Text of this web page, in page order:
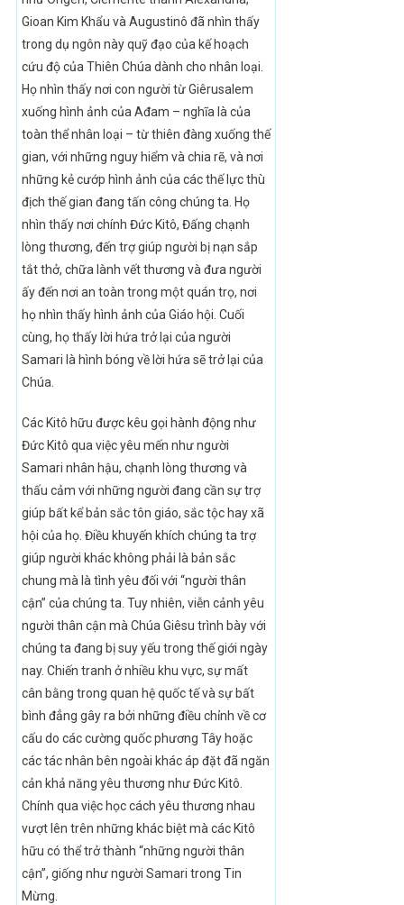
Gioan Kim Khẩu và Augustinô đã nhìn thấy
trong dụ ngôn này quỹ đạo của kế hoạch
cứu độ của Thiên Chúa dành cho nhân loại.
Họ nhìn thấy nơi con người từ Giêrusalem
xuống hình ảnh của Ađam – nghĩa là của
toàn thể nhân loại – từ thiên đàng xuống thế
gian, với những nguy hiểm và chia rẽ, và nơi
những kẻ cướp hình ảnh của các thế lực thù
địch thế gian đang tấn công chúng ta. Họ
nhìn thấy nơi chính Đức Kitô, Đấng chạnh
lòng thương, đến trợ giúp người bị nạn sắp
tắt thở, chữa lành vết thương và đưa người
ấy đến nơi an toàn trong một quán trọ, nơi
họ nhìn thấy hình ảnh của Giáo hội. Cuối
cùng, họ thấy lời hứa trở lại của người
Samari là hình bóng về lời hứa sẽ trở lại của
Chúa.
Các Kitô hữu được kêu gọi hành động như
Đức Kitô qua việc yêu mến như người
Samari nhân hậu, chạnh lòng thương và
thấu cảm với những người đang cần sự trợ
giúp bất kể bản sắc tôn giáo, sắc tộc hay xã
hội của họ. Điều khuyến khích chúng ta trợ
giúp người khác không phải là bản sắc
chung mà là tình yêu đối với “người thân
cận” của chúng ta. Tuy nhiên, viễn cảnh yêu
người thân cận mà Chúa Giêsu trình bày với
chúng ta đang bị suy yếu trong thế giới ngày
nay. Chiến tranh ở nhiều khu vực, sự mất
cân bằng trong quan hệ quốc tế và sự bất
bình đẳng gây ra bởi những điều chỉnh về cơ
cấu do các cường quốc phương Tây hoặc
các tác nhân bên ngoài khác áp đặt đã ngăn
cản khả năng yêu thương như Đức Kitô.
Chính qua việc học cách yêu thương nhau
vượt lên trên những khác biệt mà các Kitô
hữu có thể trở thành “những người thân
cận”, giống như người Samari trong Tin
Mừng.